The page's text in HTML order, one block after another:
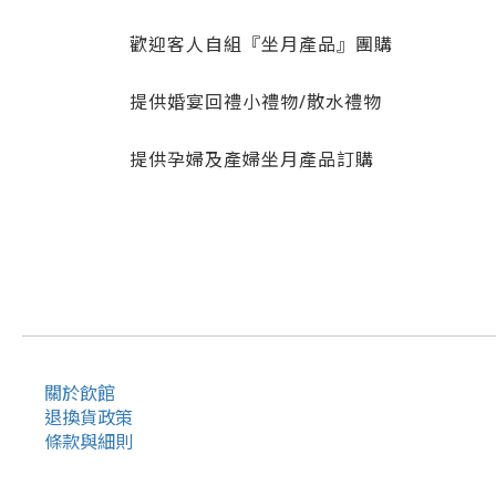
歡迎客人自組『坐月產品』團購
提供婚宴回禮小禮物/散水禮物
提供孕婦及產婦坐月產品訂購
關於飲館
退換貨政策
條款與細則